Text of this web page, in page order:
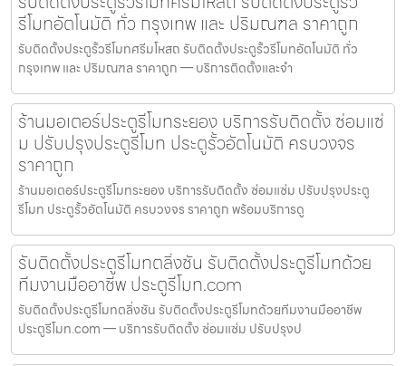
รีโมทอัตโนมัติ ทั่ว กรุงเทพ และ ปริมณฑล ราคาถูก
รับติดตั้งประตูรั้วรีโมทศรีมโหสถ รับติดตั้งประตูรั้วรีโมทอัตโนมัติ ทั่ว
กรุงเทพ และ ปริมณฑล ราคาถูก — บริการติดตั้งและจำ
ร้านมอเตอร์ประตูรีโมทระยอง บริการรับติดตั้ง ซ่อมแซ่
ม ปรับปรุงประตูรีโมท ประตูรั้วอัตโนมัติ ครบวงจร
ราคาถูก
ร้านมอเตอร์ประตูรีโมทระยอง บริการรับติดตั้ง ซ่อมแซ่ม ปรับปรุงประตู
รีโมท ประตูรั้วอัตโนมัติ ครบวงจร ราคาถูก พร้อมบริการดู
รับติดตั้งประตูรีโมทตลิ่งชัน รับติดตั้งประตูรีโมทด้วย
ทีมงานมืออาชีพ ประตูรีโมท.com
รับติดตั้งประตูรีโมทตลิ่งชัน รับติดตั้งประตูรีโมทด้วยทีมงานมืออาชีพ
ประตูรีโมท.com — บริการรับติดตั้ง ซ่อมแซ่ม ปรับปรุงป